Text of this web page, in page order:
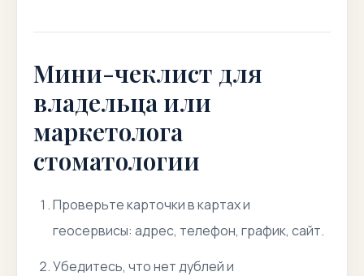
Мини-чеклист для
владельца или
маркетолога
стоматологии
Проверьте карточки в картах и
геосервисы: адрес, телефон, график, сайт.
Убедитесь, что нет дублей и